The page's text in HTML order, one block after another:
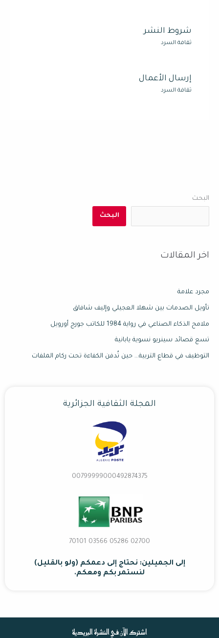
شروط النشر
ثقافة السرد
إرسال الأعمال
ثقافة السرد
البحث
البحث
اخر المقالات
مجرد علامة
تأويل الصدمات بين شهلا العجيلي وإليف شافاق
ملامح الذكاء الصناعي في رواية 1984 للكاتب جورج أورويل
تسع قصائد سينريو نسوية يابانية
التوظيف في قطاع التربية… حين تُدفن الكفاءة تحت ركام الملفات
المجلة الثقافية الجزائرية
00799999000492874375
02700 70101 03566 05286
إلى الجميلين: نحتاج إلى دعمكم (ولو بالقليل)
لنستمر بكم ومعكم.
اشترك الآن في النشرة البريدية